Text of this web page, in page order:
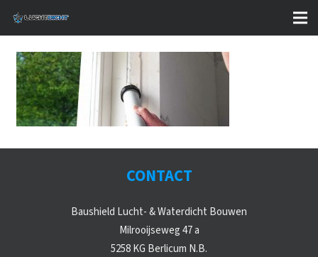
CONTACT
Baushield Lucht- & Waterdicht Bouwen
Milrooijseweg 47 a
5258 KG Berlicum N.B.